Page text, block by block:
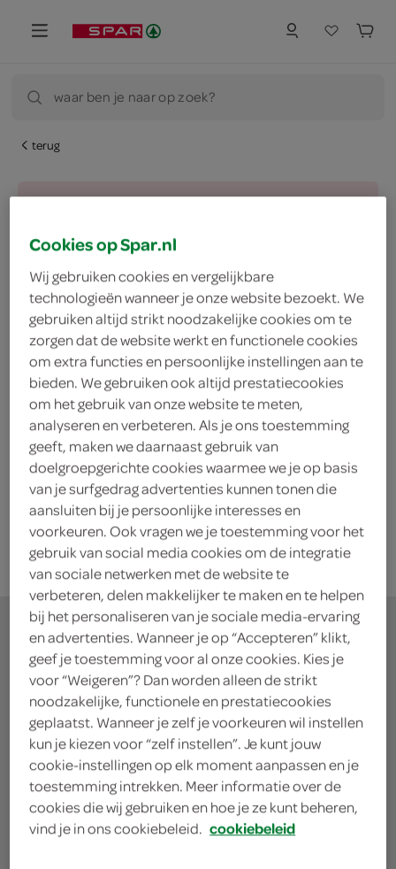
waar ben je naar op zoek?
terug
producten, maar worden wél automatisch
verwerkt in de winkelmand.
vegetarisch biologisch
filter (2)
Red Band Schatkistjes
228 Gram
2.79 kies je SPAR
waar doe jij je
boodschappen?
Je bestelt de boodschappen bij de lokale SPAR in
jouw buurt. Het assortiment varieert per SPAR
winkel, daarom willen we graag weten waar jij je
Cookies op Spar.nl
Wij gebruiken cookies en vergelijkbare
technologieën wanneer je onze website bezoekt. We
gebruiken altijd strikt noodzakelijke cookies om te
zorgen dat de website werkt en functionele cookies
om extra functies en persoonlijke instellingen aan te
bieden. We gebruiken ook altijd prestatiecookies
om het gebruik van onze website te meten,
analyseren en verbeteren. Als je ons toestemming
geeft, maken we daarnaast gebruik van
doelgroepgerichte cookies waarmee we je op basis
van je surfgedrag advertenties kunnen tonen die
aansluiten bij je persoonlijke interesses en
voorkeuren. Ook vragen we je toestemming voor het
gebruik van social media cookies om de integratie
van sociale netwerken met de website te
verbeteren, delen makkelijker te maken en te helpen
bij het personaliseren van je sociale media-ervaring
en advertenties. Wanneer je op “Accepteren” klikt,
geef je toestemming voor al onze cookies. Kies je
voor “Weigeren”? Dan worden alleen de strikt
noodzakelijke, functionele en prestatiecookies
geplaatst. Wanneer je zelf je voorkeuren wil instellen
kun je kiezen voor “zelf instellen”. Je kunt jouw
cookie-instellingen op elk moment aanpassen en je
toestemming intrekken. Meer informatie over de
cookies die wij gebruiken en hoe je ze kunt beheren,
vind je in ons cookiebeleid. cookiebeleid